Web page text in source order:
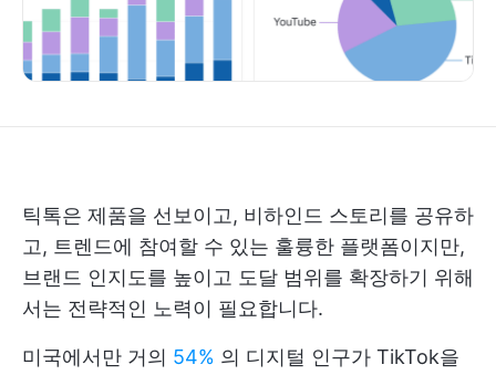
틱톡은 제품을 선보이고, 비하인드 스토리를 공유하
고, 트렌드에 참여할 수 있는 훌륭한 플랫폼이지만,
브랜드 인지도를 높이고 도달 범위를 확장하기 위해
서는 전략적인 노력이 필요합니다.
미국에서만 거의 54% 의 디지털 인구가 TikTok을